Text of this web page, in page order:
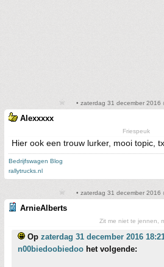
• zaterdag 31 december 2016
Alexxxxx
Friespeuk
Hier ook een trouw lurker, mooi topic, tx
Bedrijfswagen Blog
rallytrucks.nl
• zaterdag 31 december 2016
ArnieAlberts
Zit me niet te jennen,
Op zaterdag 31 december 2016
n00biedoobiedoo het volgende: